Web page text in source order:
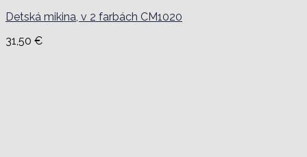
Detská mikina, v 2 farbách CM1020
31,50 €